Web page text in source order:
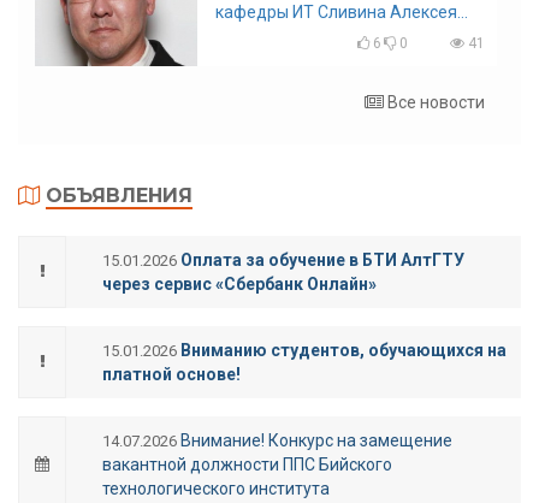
кафедры ИТ Сливина Алексея
Николаевича с юбилеем!
6 0 41
Все новости
ОБЪЯВЛЕНИЯ
15.01.2026 Оплата за обучение в БТИ АлтГТУ
через сервис «Сбербанк Онлайн»
15.01.2026 Вниманию студентов, обучающихся на
платной основе!
14.07.2026 Внимание! Конкурс на замещение
вакантной должности ППС Бийского
технологического института